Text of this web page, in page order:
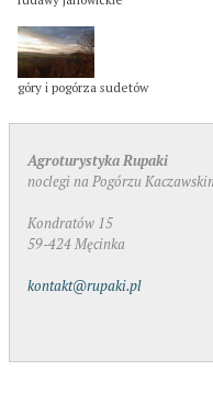
góry i pogórza sudetów
Agroturystyka Rupaki
noclegi na Pogórzu
Kondratów 15
59-424 Męcinka
kontakt@rupaki.pl